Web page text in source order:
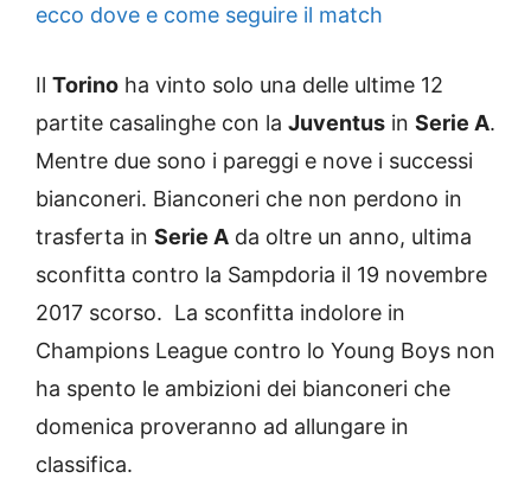
ecco dove e come seguire il match
Il Torino ha vinto solo una delle ultime 12
partite casalinghe con la Juventus in Serie A.
Mentre due sono i pareggi e nove i successi
bianconeri. Bianconeri che non perdono in
trasferta in Serie A da oltre un anno, ultima
sconfitta contro la Sampdoria il 19 novembre
2017 scorso. La sconfitta indolore in
Champions League contro lo Young Boys non
ha spento le ambizioni dei bianconeri che
domenica proveranno ad allungare in
classifica.